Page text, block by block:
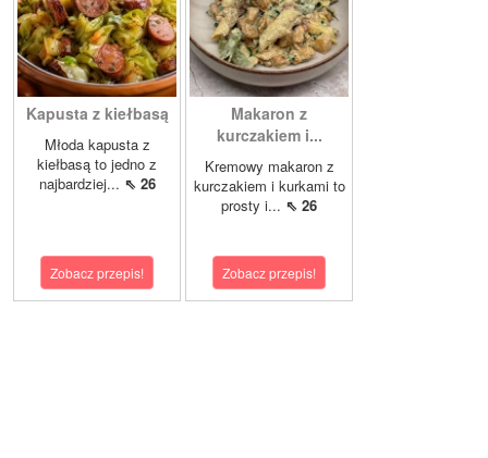
Kapusta z kiełbasą
Młoda kapusta z
kiełbasą to jedno z
najbardziej... ⇖ 26
Zobacz przepis!
Makaron z
kurczakiem i...
Kremowy makaron z
kurczakiem i kurkami to
prosty i... ⇖ 26
Zobacz przepis!